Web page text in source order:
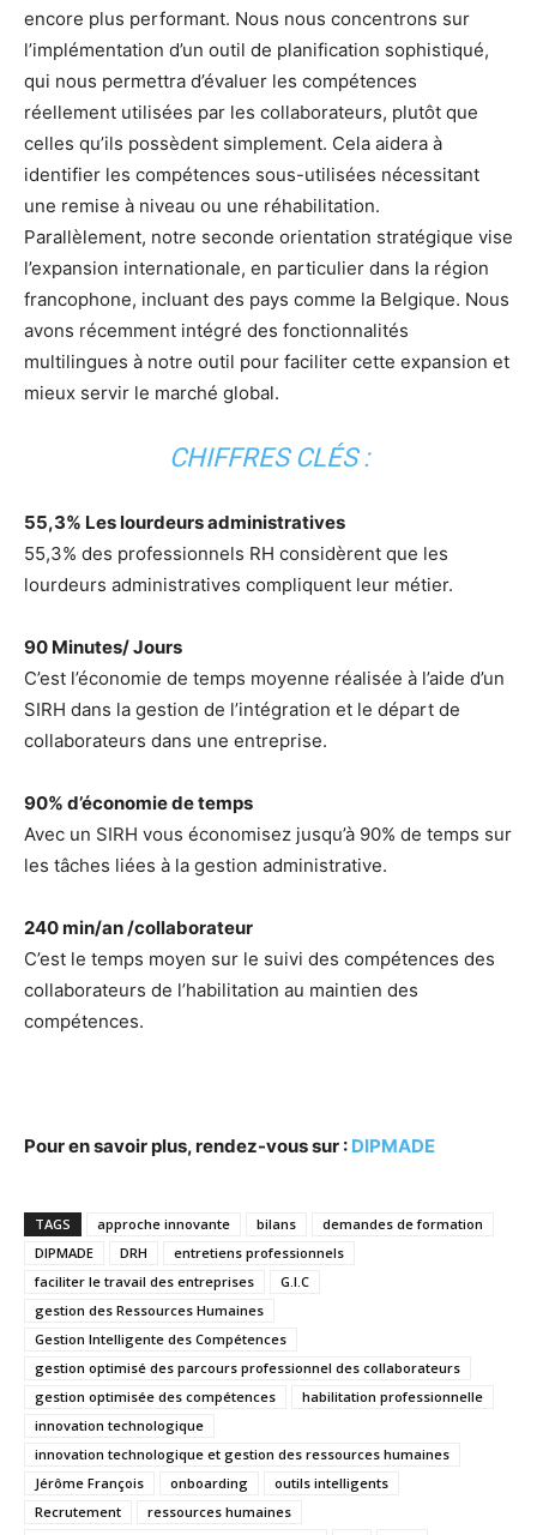
encore plus performant. Nous nous concentrons sur
l’implémentation d’un outil de planification sophistiqué,
qui nous permettra d’évaluer les compétences
réellement utilisées par les collaborateurs, plutôt que
celles qu’ils possèdent simplement. Cela aidera à
identifier les compétences sous-utilisées nécessitant
une remise à niveau ou une réhabilitation.
Parallèlement, notre seconde orientation stratégique vise
l’expansion internationale, en particulier dans la région
francophone, incluant des pays comme la Belgique. Nous
avons récemment intégré des fonctionnalités
multilingues à notre outil pour faciliter cette expansion et
mieux servir le marché global.
CHIFFRES CLÉS :
55,3% Les lourdeurs administratives
55,3% des professionnels RH considèrent que les
lourdeurs administratives compliquent leur métier.
90 Minutes/ Jours
C’est l’économie de temps moyenne réalisée à l’aide d’un
SIRH dans la gestion de l’intégration et le départ de
collaborateurs dans une entreprise.
90% d’économie de temps
Avec un SIRH vous économisez jusqu’à 90% de temps sur
les tâches liées à la gestion administrative.
240 min/an /collaborateur
C’est le temps moyen sur le suivi des compétences des
collaborateurs de l’habilitation au maintien des
compétences.
Pour en savoir plus, rendez-vous sur : DIPMADE
TAGS approche innovante bilans
demandes de formation
DIPMADE
DRH
entretiens professionnels
faciliter le travail des entreprises
G.I.C
gestion des Ressources Humaines
Gestion Intelligente des Compétences
gestion optimisé des parcours professionnel des collaborateurs
gestion optimisée des compétences
habilitation professionnelle
innovation technologique
innovation technologique et gestion des ressources humaines
Jérôme François
onboarding
outils intelligents
Recrutement
ressources humaines